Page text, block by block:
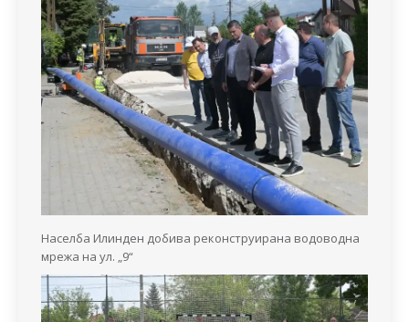
Населба Илинден добива реконструирана водоводна
мрежа на ул. „9“